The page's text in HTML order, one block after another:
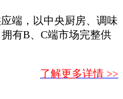
端，以中央厨房、调味
有B、C端市场完整供
了解更多详情 >>